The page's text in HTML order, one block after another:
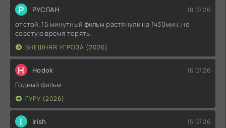
Р РУСЛАН 18.07.26
отстой. 15 минутный фильм растянули на 1ч30мин. не
советую время терять.
ВНЕШНЯЯ УГРОЗА (2026)
H Hodok 16.07.26
Годный фильм
ГУРУ (2026)
I Irish 15.07.26